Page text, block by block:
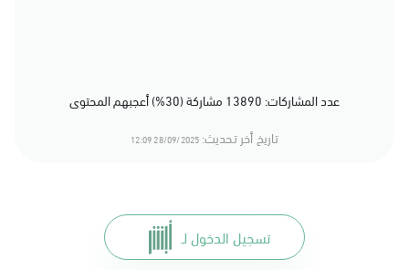
عدد المشاركات: 13890 مشاركة (30%) أعجبهم المحتوى
تاريخ أخر تحديث: 28/09/2025 12:09
تسجيل الدخول لـ